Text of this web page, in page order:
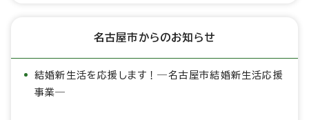
名古屋市からのお知らせ
結婚新生活を応援します！―名古屋市結婚新生活応援
事業―